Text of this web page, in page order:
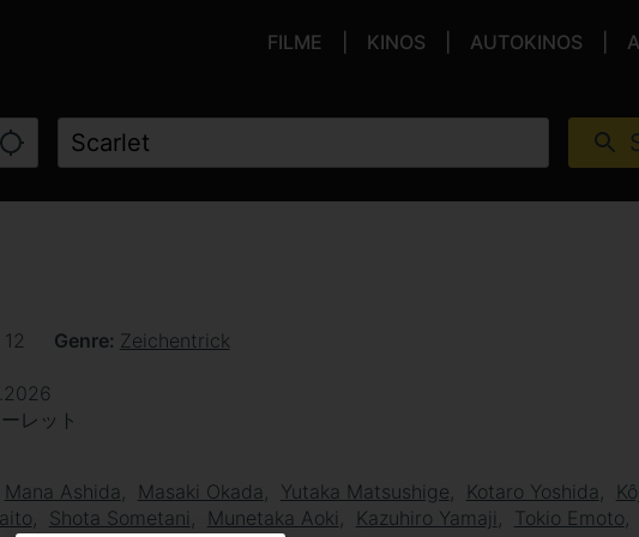
FILME KINOS AUTOKINOS
12 Genre Zeichentrick
レット
Mana Ashida Masaki Okada Yutaka Matsushige Kotaro Yoshida
Shota Sometani Munetaka Aoki Kazuhiro Yamaji Tokio Emoto